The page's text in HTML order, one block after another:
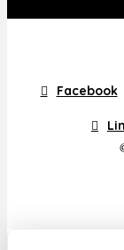
Facebook